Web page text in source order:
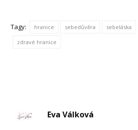
Tagy: hranice sebedůvěra sebeláska
zdravé hranice
Eva Válková